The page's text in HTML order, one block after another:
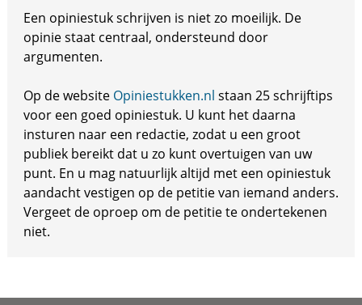
Een opiniestuk schrijven is niet zo moeilijk. De
opinie staat centraal, ondersteund door
argumenten.
Op de website Opiniestukken.nl staan 25 schrijftips
voor een goed opiniestuk. U kunt het daarna
insturen naar een redactie, zodat u een groot
publiek bereikt dat u zo kunt overtuigen van uw
punt. En u mag natuurlijk altijd met een opiniestuk
aandacht vestigen op de petitie van iemand anders.
Vergeet de oproep om de petitie te ondertekenen
niet.